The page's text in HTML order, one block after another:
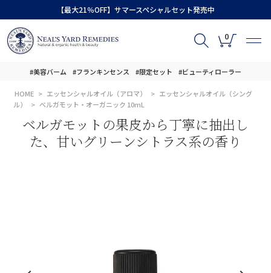
【最大21％OFF】サマースペシャルセット発売中
0
#美容バーム #フランキンセンス #限定セット #ビューティローラー
HOME エッセンシャルオイル（アロマ）
エッセンシャルオイル（シング
ル）
ベルガモット・オーガニック 10mL
ベルガモットの果皮から丁寧に抽出し
た、甘いグリーンシトラス系の香り